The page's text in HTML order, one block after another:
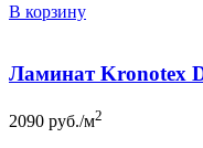
В корзину
Ламинат Kronotex
2090 руб./м2